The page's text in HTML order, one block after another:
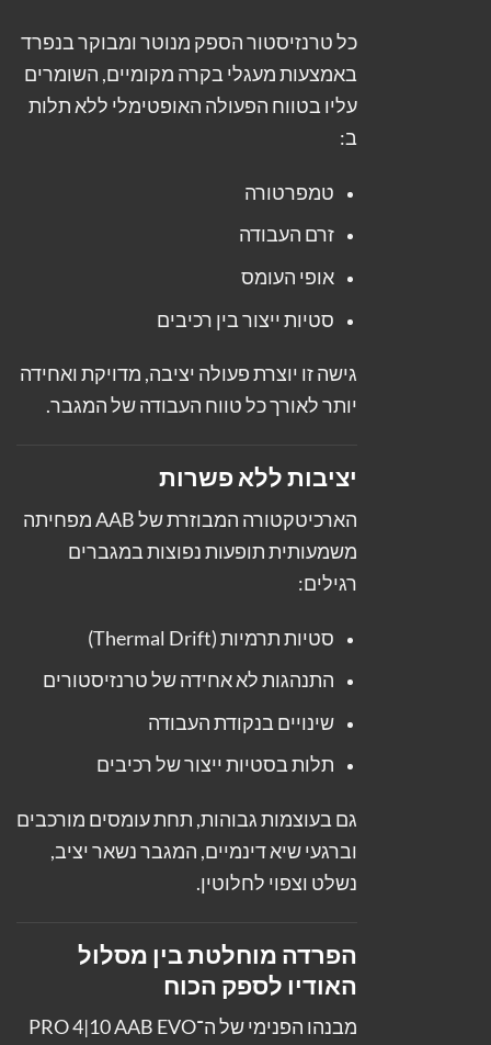
כל טרנזיסטור הספק מנוטר ומבוקר בנפרד
באמצעות מעגלי בקרה מקומיים, השומרים
עליו בטווח הפעולה האופטימלי ללא תלות
ב:
טמפרטורה
זרם העבודה
אופי העומס
סטיות ייצור בין רכיבים
גישה זו יוצרת פעולה יציבה, מדויקת ואחידה
יותר לאורך כל טווח העבודה של המגבר.
יציבות ללא פשרות
הארכיטקטורה המבוזרת של AAB מפחיתה
משמעותית תופעות נפוצות במגברים
רגילים:
סטיות תרמיות (Thermal Drift)
התנהגות לא אחידה של טרנזיסטורים
שינויים בנקודת העבודה
תלות בסטיות ייצור של רכיבים
גם בעוצמות גבוהות, תחת עומסים מורכבים
וברגעי שיא דינמיים, המגבר נשאר יציב,
נשלט וצפוי לחלוטין.
הפרדה מוחלטת בין מסלול
האודיו לספק הכוח
מבנהו הפנימי של ה־PRO 4|10 AAB EVO